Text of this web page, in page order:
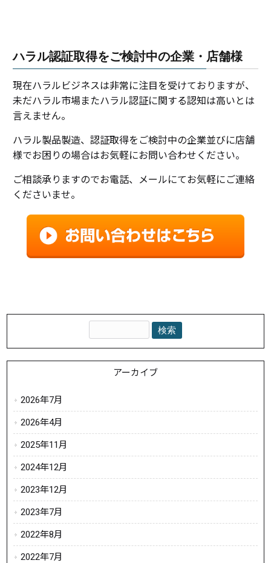
ハラル認証取得をご検討中の企業・店舗様
現在ハラルビジネスは非常に注目を受けておりますが、
未だハラル市場またハラル認証に関する認知は高いとは
言えません。
ハラル製品製造、認証取得をご検討中の企業並びに店舗
様でお困りの場合はお気軽にお問い合わせください。
ご相談承りますのでお電話、メールにてお気軽にご連絡
くださいませ。
アーカイブ
2026年7月
2026年4月
2025年11月
2024年12月
2023年12月
2023年7月
2022年8月
2022年7月